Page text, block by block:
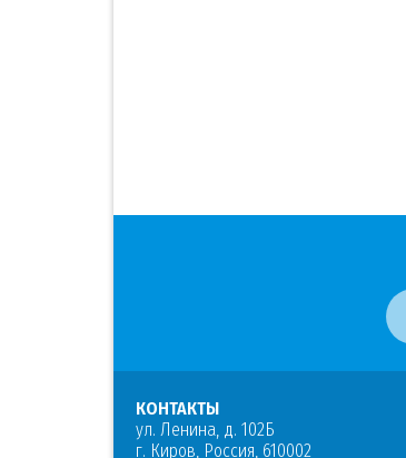
КОНТАКТЫ
ул. Ленина, д. 102Б
г. Киров, Россия, 610002